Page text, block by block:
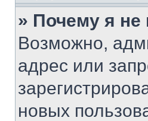
» Почему я не
Возможно,
адрес или
новых